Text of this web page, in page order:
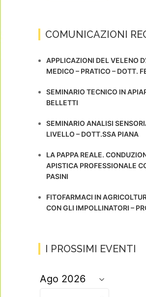
COMUNICAZIONI
APPLICAZIONI DEL VELENO
MEDICO – PRATICO – DOTT.
SEMINARIO TECNICO IN
BELLETTI
SEMINARIO ANALISI
LIVELLO – DOTT.SSA PIANA
LA PAPPA REALE.
APISTICA PROFESSIONALE
PASINI
FITOFARMACI IN
CON GLI IMPOLLINATORI –
I PROSSIMI EVENTI